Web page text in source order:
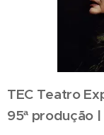
TEC Teatro
95ª produção |